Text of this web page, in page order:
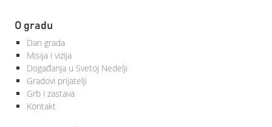
O gradu
Dan grada
Misija i vizija
Događanja u Svetoj Nedelji
Gradovi prijatelji
Grb i zastava
Kontakt